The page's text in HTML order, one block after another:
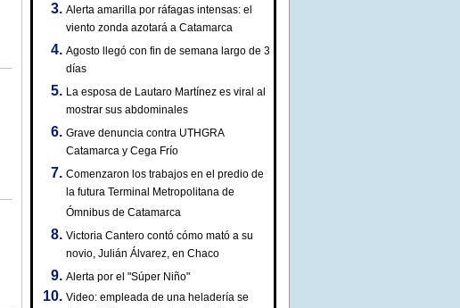
Alerta amarilla por ráfagas intensas: el
viento zonda azotará a Catamarca
Agosto llegó con fin de semana largo de 3
días
La esposa de Lautaro Martínez es viral al
mostrar sus abdominales
Grave denuncia contra UTHGRA
Catamarca y Cega Frío
Comenzaron los trabajos en el predio de
la futura Terminal Metropolitana de
Ómnibus de Catamarca
Victoria Cantero contó cómo mató a su
novio, Julián Álvarez, en Chaco
Alerta por el "Súper Niño"
Video: empleada de una heladería se